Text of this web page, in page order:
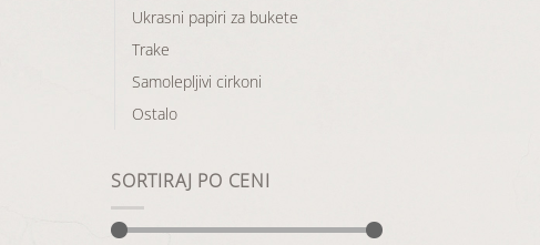
Ukrasni papiri za bukete
Trake
Samolepljivi cirkoni
Ostalo
SORTIRAJ PO CENI